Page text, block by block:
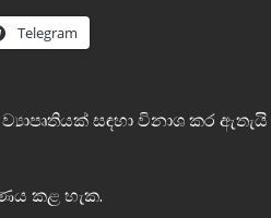
Telegram
සඳහා විනාශ කර
කළ හැක.